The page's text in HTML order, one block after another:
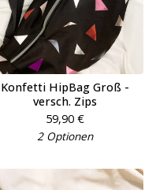
Konfetti HipBag Groß -
versch. Zips
59,90 €
2 Optionen